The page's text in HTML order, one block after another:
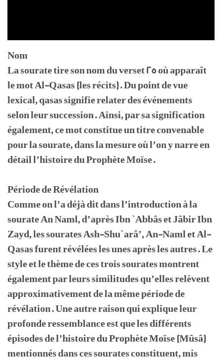
Nom
La sourate tire son nom du verset 25 où apparaît
le mot Al-Qasas (les récits). Du point de vue
lexical, qasas signifie relater des événements
selon leur succession. Ainsi, par sa signification
également, ce mot constitue un titre convenable
pour la sourate, dans la mesure où l’on y narre en
détail l’histoire du Prophète Moïse.
Période de Révélation
Comme on l’a déjà dit dans l’introduction à la
sourate An Naml, d’après Ibn `Abbâs et Jâbir Ibn
Zayd, les sourates Ash-Shu`arâ’, An-Naml et Al-
Qasas furent révélées les unes après les autres. Le
style et le thème de ces trois sourates montrent
également par leurs similitudes qu’elles relèvent
approximativement de la même période de
révélation. Une autre raison qui explique leur
profonde ressemblance est que les différents
épisodes de l’histoire du Prophète Moïse (Mûsâ)
mentionnés dans ces sourates constituent, mis